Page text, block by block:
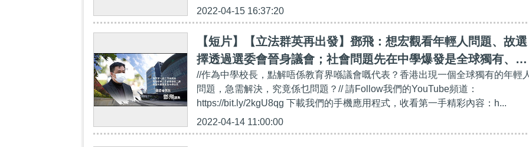
2022-04-15 16:37:20
【短片】【立法群英再出發】鄧飛：想宏觀看年輕人問題、故選
擇透過選委會晉身議會；社會問題先在中學爆發是全球獨有、反
映本港教育制度出問題
//作為中學校長，點解唔係教育界喺議會嘅代表？香港出現一個全球獨有的年輕
問題，急需解決，究竟係乜問題？// 請Follow我們的YouTube頻道：
https://bit.ly/2kgU8qg 下載我們的手機應用程式，收看第一手精彩內容：h...
2022-04-14 11:00:00